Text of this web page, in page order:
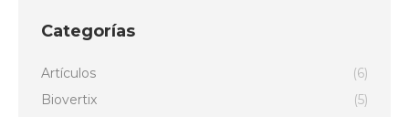
Categorías
Artículos
(6)
Biovertix
(5)